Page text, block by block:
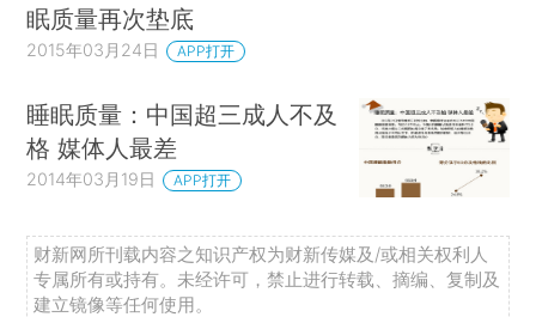
眠质量再次垫底
2015年03月24日 APP打开
睡眠质量：中国超三成人不及
格 媒体人最差
2014年03月19日 APP打开
财新网所刊载内容之知识产权为财新传媒及/或相关权利人
专属所有或持有。未经许可，禁止进行转载、摘编、复制及
建立镜像等任何使用。